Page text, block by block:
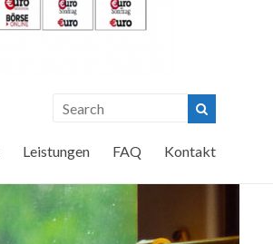
Leistungen FAQ Kontakt